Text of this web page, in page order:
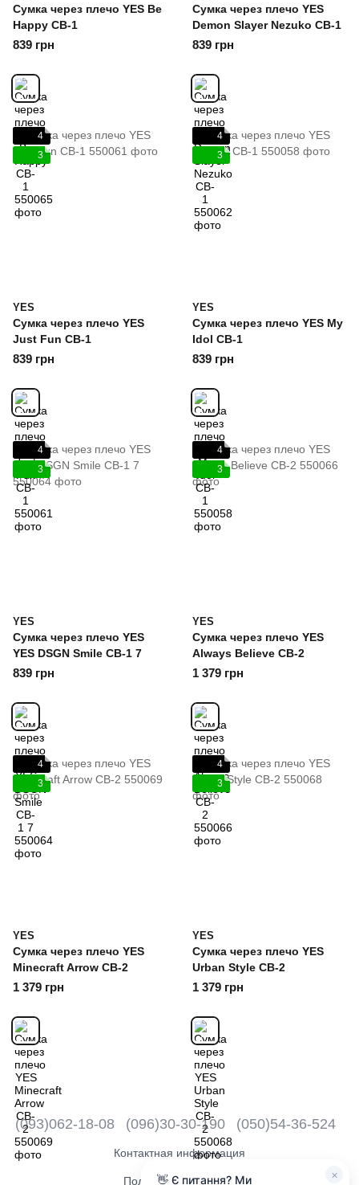
Сумка через плечо YES Be
Happy CB-1
839 грн
Сумка через плечо YES
Demon Slayer Nezuko CB-1
839 грн
4
3
YES
Сумка через плечо YES
Just Fun CB-1
839 грн
4
3
YES
Сумка через плечо YES My
Idol CB-1
839 грн
4
3
YES
Сумка через плечо YES
YES DSGN Smile CB-1 7
839 грн
4
3
YES
Сумка через плечо YES
Always Believe CB-2
1 379 грн
4
3
YES
Сумка через плечо YES
Minecraft Arrow CB-2
1 379 грн
4
3
YES
Сумка через плечо YES
Urban Style CB-2
1 379 грн
(093)062-18-08 (096)30-30-190 (050)54-36-524
Контактная информация
Полная версия сайта ×
👋 Є питання? Ми